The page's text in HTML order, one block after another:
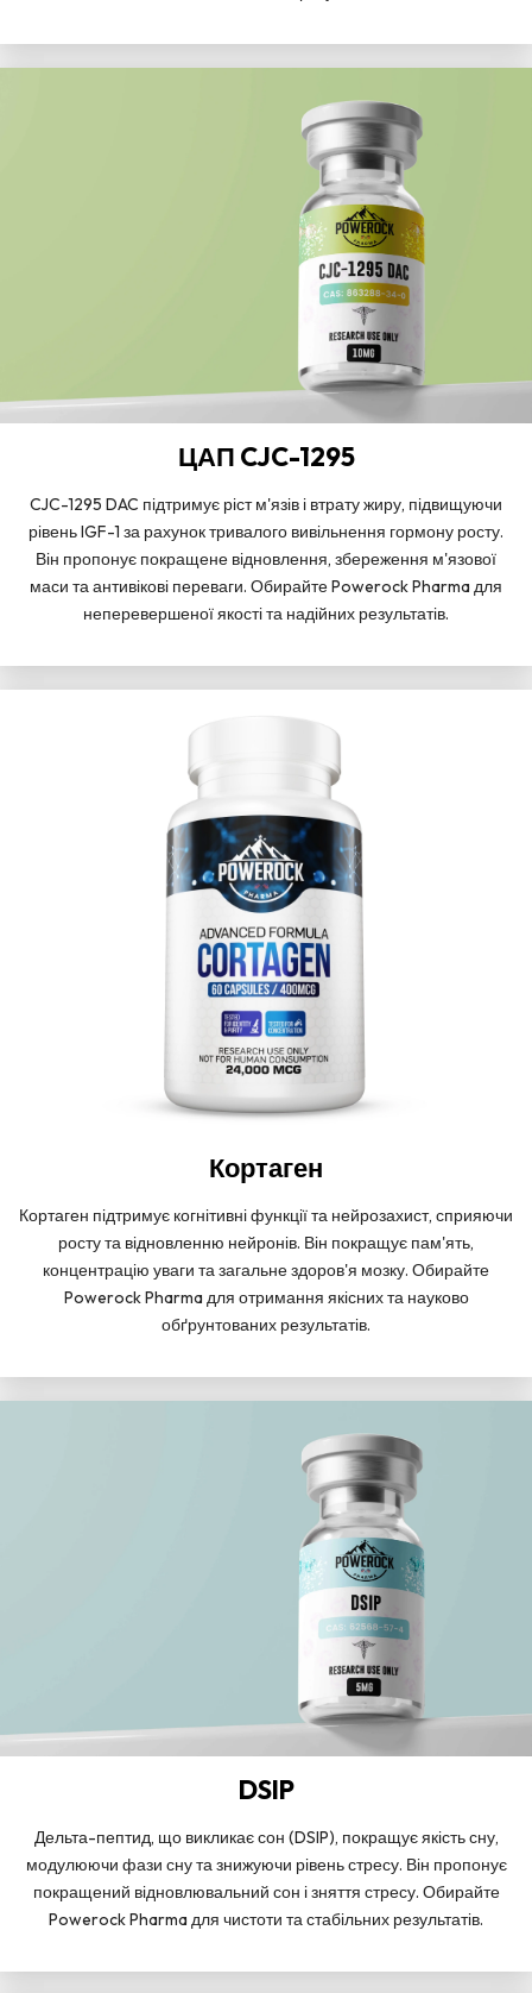
ЦАП CJC-1295
CJC-1295 DAC підтримує ріст м'язів і втрату жиру, підвищуючи
рівень IGF-1 за рахунок тривалого вивільнення гормону росту.
Він пропонує покращене відновлення, збереження м'язової
маси та антивікові переваги. Обирайте Powerock Pharma для
неперевершеної якості та надійних результатів.
Кортаген
Кортаген підтримує когнітивні функції та нейрозахист, сприяючи
росту та відновленню нейронів. Він покращує пам'ять,
концентрацію уваги та загальне здоров'я мозку. Обирайте
Powerock Pharma для отримання якісних та науково
обґрунтованих результатів.
DSIP
Дельта-пептид, що викликає сон (DSIP), покращує якість сну,
модулюючи фази сну та знижуючи рівень стресу. Він пропонує
покращений відновлювальний сон і зняття стресу. Обирайте
Powerock Pharma для чистоти та стабільних результатів.